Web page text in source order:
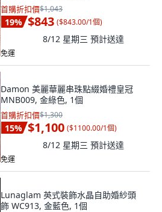
首購折扣價$1,043
19% $843 ($843.00/1個)
8/12 星期三 預計送達
免運
Damon 美麗華麗串珠點綴婚禮皇冠
MNB009, 金綠色, 1個
首購折扣價$1,300
15% $1,100 ($1100.00/1個)
8/12 星期三 預計送達
免運
Lunaglam 英式裝飾水晶自助婚紗頭
飾 WC913, 金藍色, 1個